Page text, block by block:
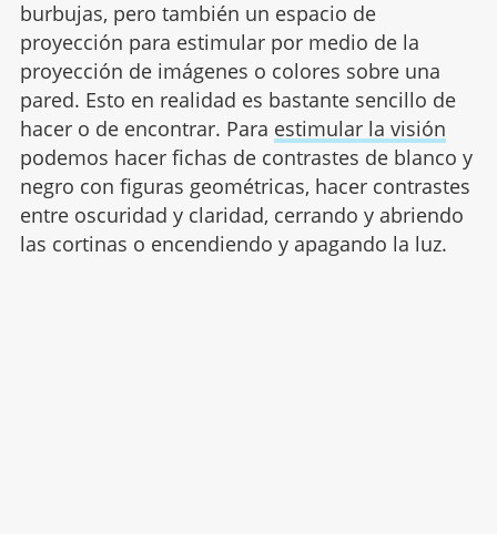
burbujas, pero también un espacio de
proyección para estimular por medio de la
proyección de imágenes o colores sobre una
pared. Esto en realidad es bastante sencillo de
hacer o de encontrar. Para estimular la visión
podemos hacer fichas de contrastes de blanco y
negro con figuras geométricas, hacer contrastes
entre oscuridad y claridad, cerrando y abriendo
las cortinas o encendiendo y apagando la luz.